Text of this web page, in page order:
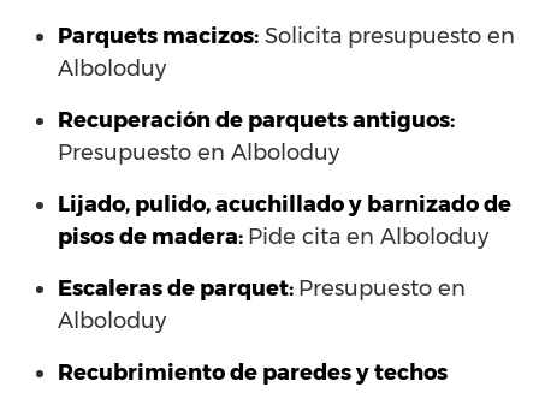
Parquets macizos: Solicita presupuesto en
Alboloduy
Recuperación de parquets antiguos:
Presupuesto en Alboloduy
Lijado, pulido, acuchillado y barnizado de
pisos de madera: Pide cita en Alboloduy
Escaleras de parquet: Presupuesto en
Alboloduy
Recubrimiento de paredes y techos